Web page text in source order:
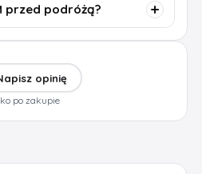
przed podróżą?
opinię
po zakupie